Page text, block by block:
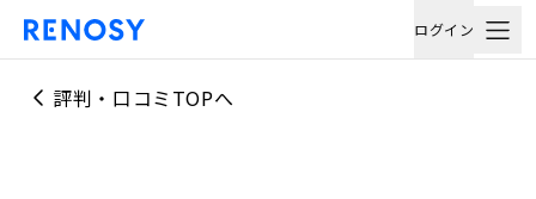
ログイン
評判・口コミTOPへ